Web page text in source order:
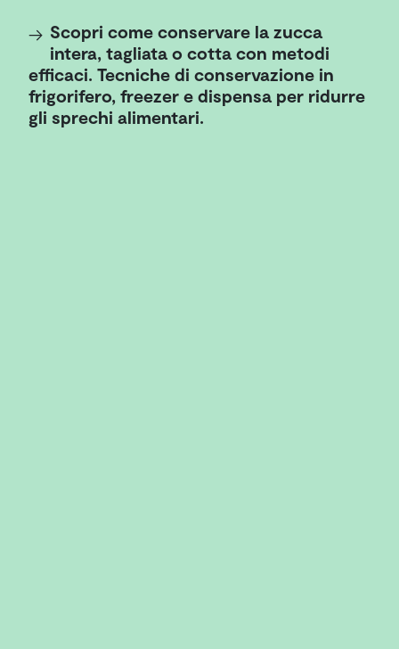
→ Scopri come conservare la zucca
intera, tagliata o cotta con metodi
efficaci. Tecniche di conservazione in
frigorifero, freezer e dispensa per ridurre
gli sprechi alimentari.